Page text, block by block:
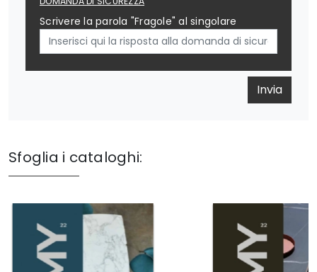
Scrivere la parola "Fragole" al singolare
Invia
Sfoglia i cataloghi: